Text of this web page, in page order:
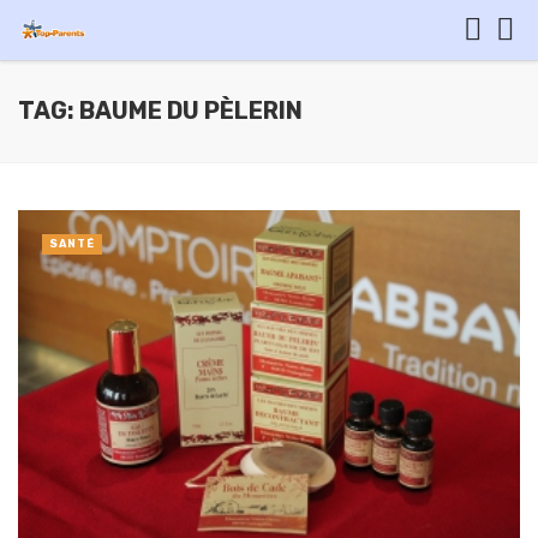
TAG: BAUME DU PÈLERIN
SANTÉ